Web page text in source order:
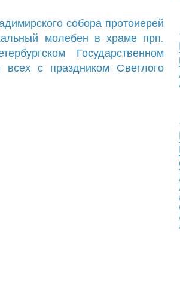
собора протоиерей
молебен в храме прп.
Государственном
всех с праздником Светлого